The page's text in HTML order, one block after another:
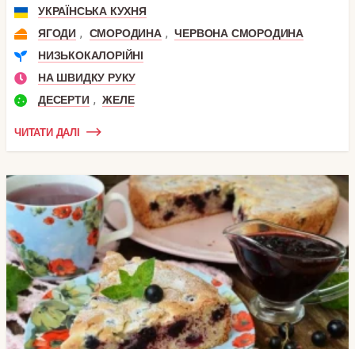
УКРАЇНСЬКА КУХНЯ
ЯГОДИ , СМОРОДИНА , ЧЕРВОНА СМОРОДИНА
НИЗЬКОКАЛОРІЙНІ
НА ШВИДКУ РУКУ
ДЕСЕРТИ , ЖЕЛЕ
ЧИТАТИ ДАЛІ